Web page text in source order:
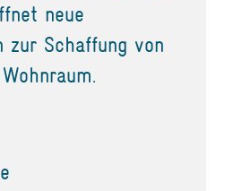
neue
zur Schaffung von